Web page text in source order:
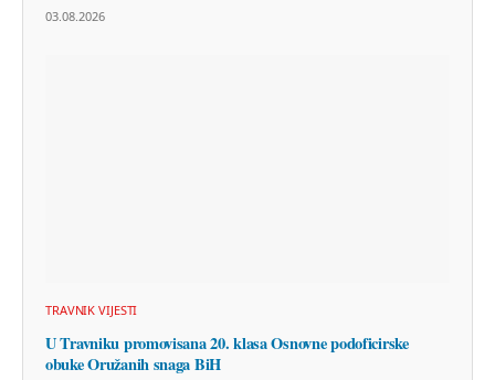
03.08.2026
TRAVNIK VIJESTI
U Travniku promovisana 20. klasa Osnovne podoficirske
obuke Oružanih snaga BiH